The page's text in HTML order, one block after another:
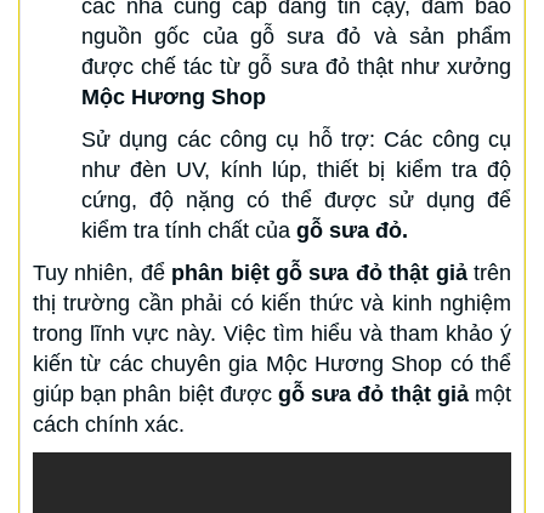
các nhà cung cấp đáng tin cậy, đảm bảo
nguồn gốc của gỗ sưa đỏ và sản phẩm
được chế tác từ gỗ sưa đỏ thật như xưởng
Mộc Hương Shop
Sử dụng các công cụ hỗ trợ: Các công cụ
như đèn UV, kính lúp, thiết bị kiểm tra độ
cứng, độ nặng có thể được sử dụng để
kiểm tra tính chất của gỗ sưa đỏ.
Tuy nhiên, để phân biệt gỗ sưa đỏ thật giảtrên
thị trường cần phải có kiến thức và kinh nghiệm
trong lĩnh vực này. Việc tìm hiểu và tham khảo ý
kiến từ các chuyên gia Mộc Hương Shop có thể
giúp bạn phân biệt được gỗ sưa đỏ thật giảmột
cách chính xác.